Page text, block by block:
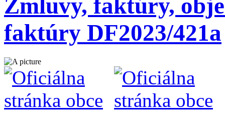
Zmluvy, faktúry,
faktúry DF2023/421a